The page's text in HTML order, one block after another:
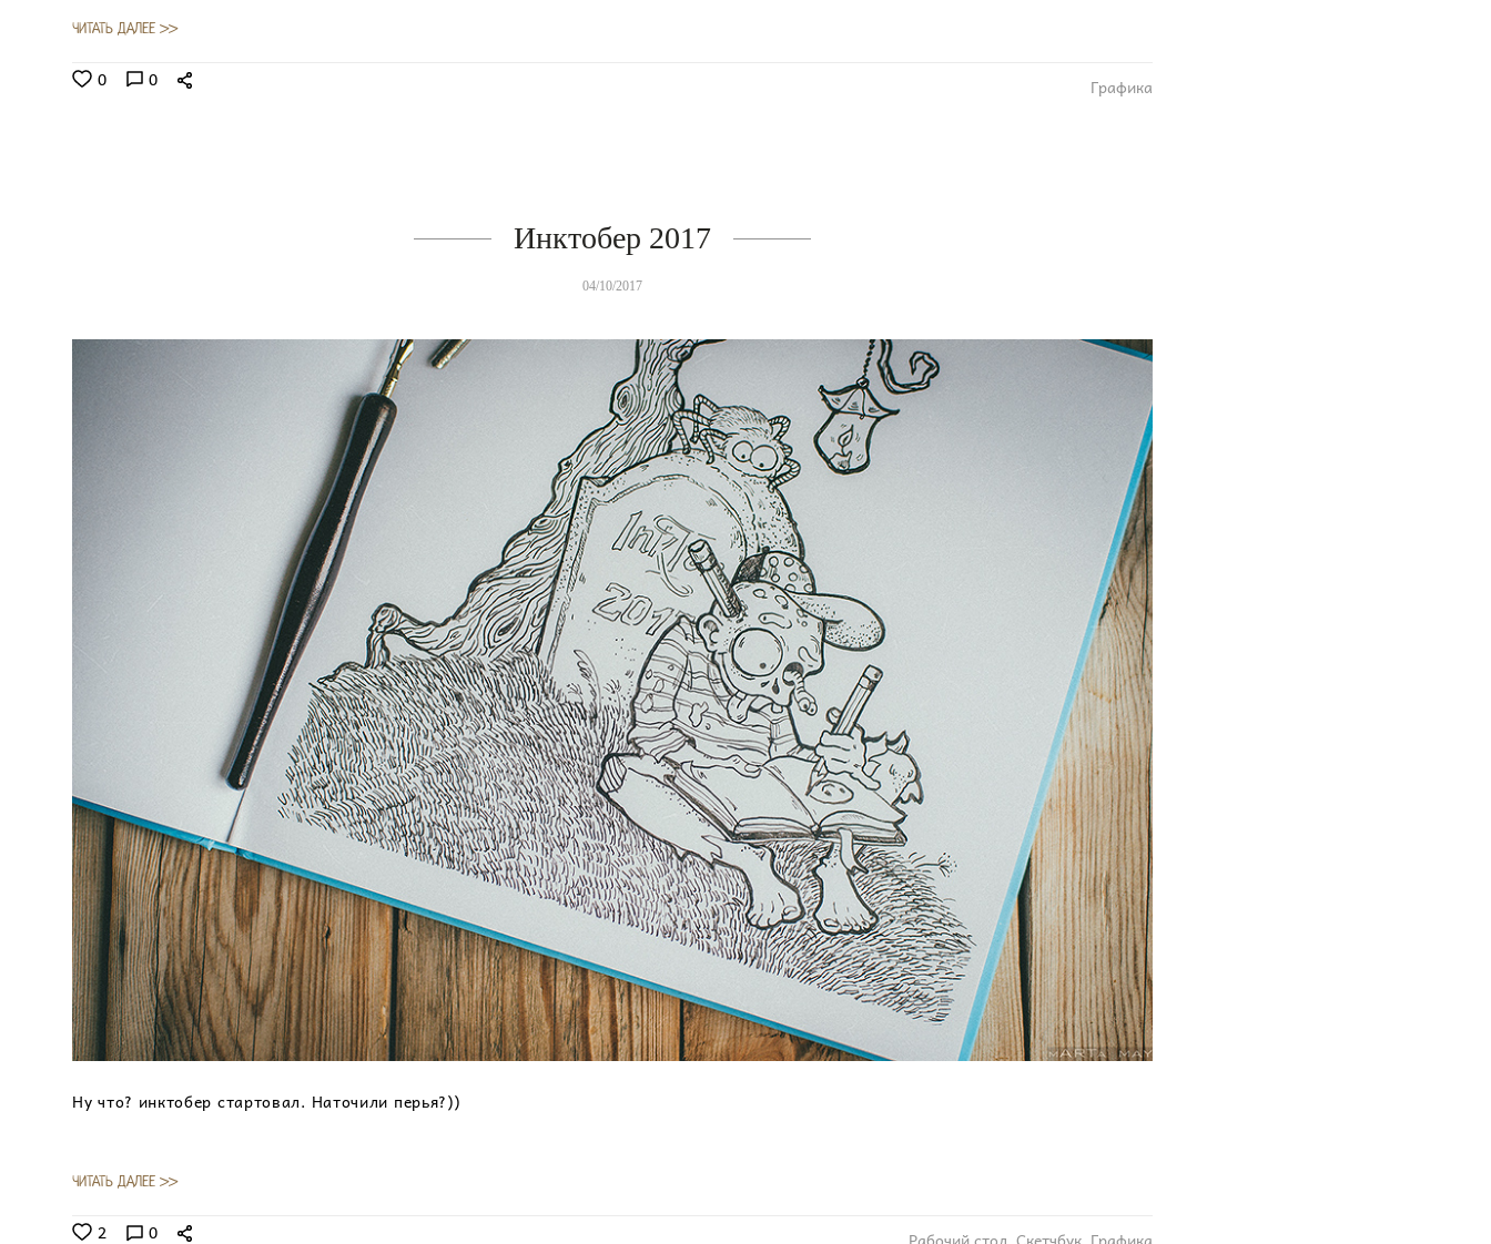
ЧИТАТЬ ДАЛЕЕ >>
0 0 Графика
Инктобер 2017
04/10/2017
Ну что? инктобер стартовал. Наточили перья?))
ЧИТАТЬ ДАЛЕЕ >>
2 0